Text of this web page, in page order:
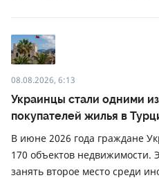
08.08.2026, 6:13
Украинцы стали одними
покупателей жилья в
В июне 2026 года граждане
170 объектов недвижимости.
занять второе место среди